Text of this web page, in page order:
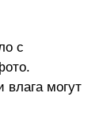
с
влага могут